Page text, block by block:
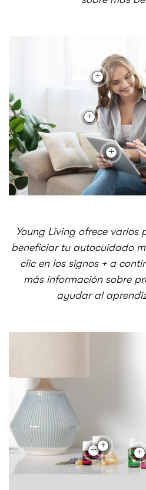
Young Living ofrece varios
beneficiar tu autocuidado
clic en los signos + a
más información sobre
ayudar al